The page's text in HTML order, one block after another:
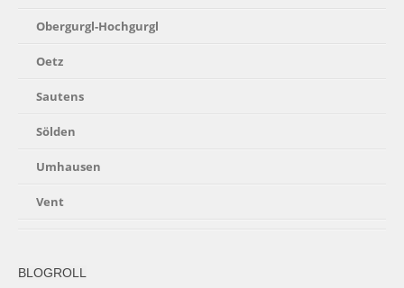
Obergurgl-Hochgurgl
Oetz
Sautens
Sölden
Umhausen
Vent
BLOGROLL